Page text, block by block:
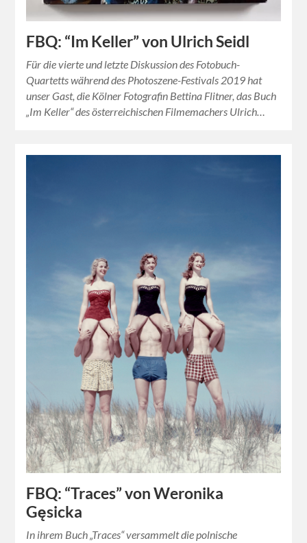
FBQ: “Im Keller” von Ulrich Seidl
Für die vierte und letzte Diskussion des Fotobuch-
Quartetts während des Photoszene-Festivals 2019 hat
unser Gast, die Kölner Fotografin Bettina Flitner, das Buch
„Im Keller“ des österreichischen Filmemachers Ulrich…
FBQ: “Traces” von Weronika
Gęsicka
In ihrem Buch „Traces“ versammelt die polnische